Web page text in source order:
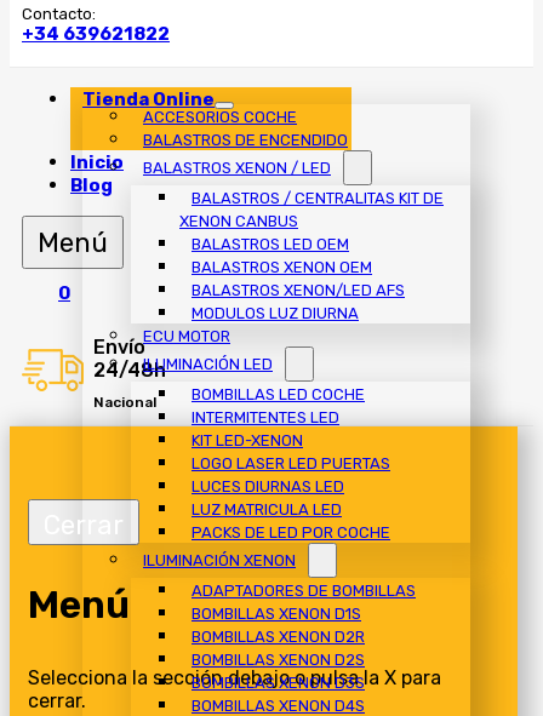
Contacto:
+34 639621822
Tienda Online
ACCESORIOS COCHE
BALASTROS DE ENCENDIDO
BALASTROS XENON / LED
BALASTROS / CENTRALITAS KIT DE
XENON CANBUS
BALASTROS LED OEM
BALASTROS XENON OEM
BALASTROS XENON/LED AFS
MODULOS LUZ DIURNA
ECU MOTOR
ILUMINACIÓN LED
BOMBILLAS LED COCHE
INTERMITENTES LED
KIT LED-XENON
LOGO LASER LED PUERTAS
LUCES DIURNAS LED
LUZ MATRICULA LED
PACKS DE LED POR COCHE
ILUMINACIÓN XENON
ADAPTADORES DE BOMBILLAS
BOMBILLAS XENON D1S
BOMBILLAS XENON D2R
BOMBILLAS XENON D2S
BOMBILLAS XENON D3S
BOMBILLAS XENON D4S
Inicio
Blog
0
Envío
24/48h
Nacional
Menú
Selecciona la sección debajo o pulsa la X para
cerrar.